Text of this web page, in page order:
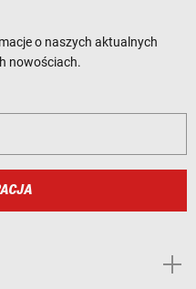
o naszych aktualnych
nowościach.